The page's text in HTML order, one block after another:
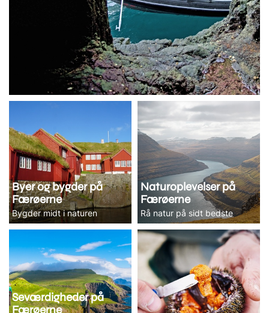
Byer og bygder på
Færøerne
Bygder midt i naturen
Naturoplevelser på
Færøerne
Rå natur på sidt bedste
Seværdigheder på
Færøerne